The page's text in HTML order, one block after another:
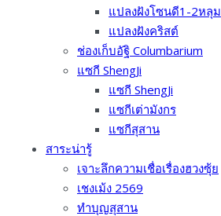
แปลงฝังโซนดี1-2หลุม
แปลงฝังคริสต์
ช่องเก็บอัฐิ Columbarium
แซกี ShengJi
แซกี ShengJi
แซกีเต่ามังกร
แซกีสุสาน
สาระน่ารู้
เจาะลึกความเชื่อเรื่องฮวงซุ้ย
เชงเม้ง 2569
ทำบุญสุสาน